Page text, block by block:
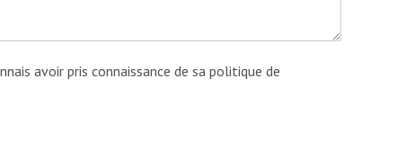
avoir pris connaissance de sa politique de